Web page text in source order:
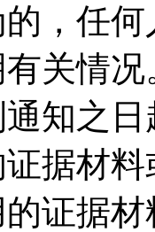
，任
关情
知之
据材
证据